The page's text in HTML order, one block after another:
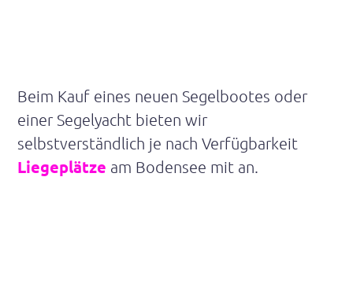
Beim Kauf eines neuen Segelbootes oder
einer Segelyacht bieten wir
selbstverständlich je nach Verfügbarkeit
Liegeplätze am Bodensee mit an.